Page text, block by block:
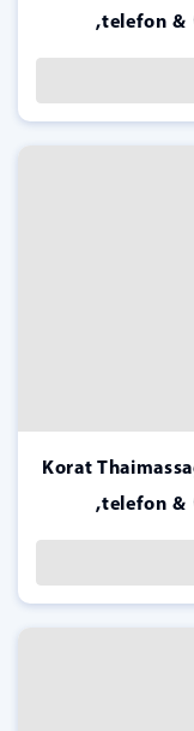
telefon &
Korat
telefon &